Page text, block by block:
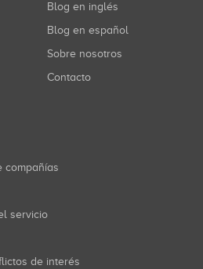
Blog en inglés
Blog en español
Sobre nosotros
Contacto
compañías
servicio
de interés